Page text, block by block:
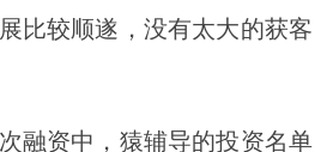
比较顺遂，没有太大的获客
融资中，猿辅导的投资名单